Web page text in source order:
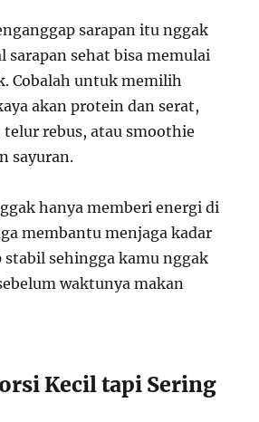
sarapan itu nggak
sarapan sehat bisa memulai
Cobalah untuk memilih
akan protein dan serat,
rebus, atau smoothie
sayuran.
hanya memberi energi di
membantu menjaga kadar
stabil sehingga kamu nggak
waktunya makan
Kecil tapi Sering